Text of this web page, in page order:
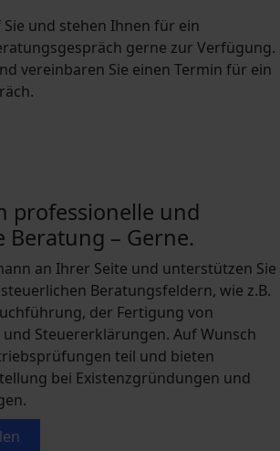
und stehen Ihnen für ein
gerne zur Verfügung.
vereinbaren Sie einen Termin für ein
professionelle und
Beratung – Gerne.
an Ihrer Seite und unterstützen Sie
Beratungsfeldern, wie z.B.
der Fertigung von
und Steuererklärungen. Auf Wunsch
teil und bieten
bei Existenzgründungen und